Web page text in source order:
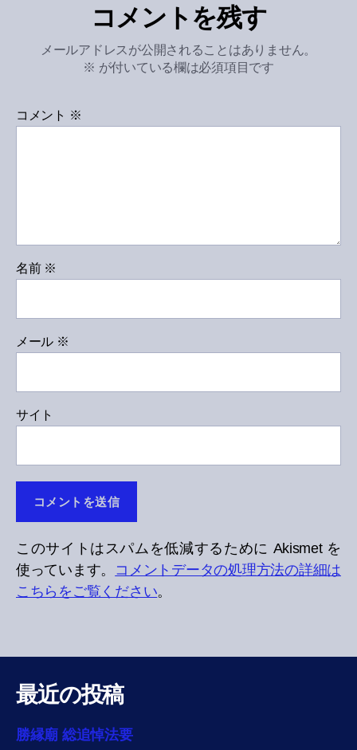
コメントを残す
メールアドレスが公開されることはありません。
※ が付いている欄は必須項目です
コメント ※
名前 ※
メール ※
サイト
このサイトはスパムを低減するために Akismet を
使っています。 コメントデータの処理方法の詳細は
こちらをご覧ください。
最近の投稿
勝縁廟 総追悼法要